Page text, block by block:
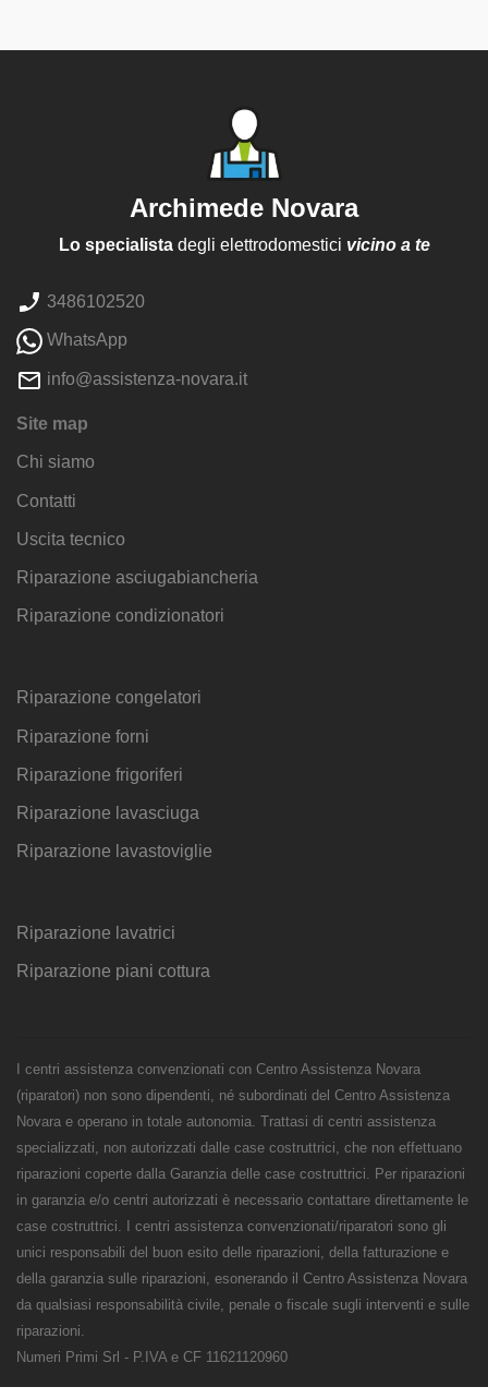
Archimede Novara
Lo specialistadegli elettrodomestici vicino a te
3486102520
WhatsApp
info@assistenza-novara.it
Site map
Chi siamo
Contatti
Uscita tecnico
Riparazione asciugabiancheria
Riparazione condizionatori
Riparazione congelatori
Riparazione forni
Riparazione frigoriferi
Riparazione lavasciuga
Riparazione lavastoviglie
Riparazione lavatrici
Riparazione piani cottura
I centri assistenza convenzionati con Centro Assistenza Novara
(riparatori) non sono dipendenti, né subordinati del Centro Assistenza
Novara e operano in totale autonomia. Trattasi di centri assistenza
specializzati, non autorizzati dalle case costruttrici, che non effettuano
riparazioni coperte dalla Garanzia delle case costruttrici. Per riparazioni
in garanzia e/o centri autorizzati è necessario contattare direttamente le
case costruttrici. I centri assistenza convenzionati/riparatori sono gli
unici responsabili del buon esito delle riparazioni, della fatturazione e
della garanzia sulle riparazioni, esonerando il Centro Assistenza Novara
da qualsiasi responsabilità civile, penale o fiscale sugli interventi e sulle
riparazioni.
Numeri Primi Srl - P.IVA e CF 11621120960